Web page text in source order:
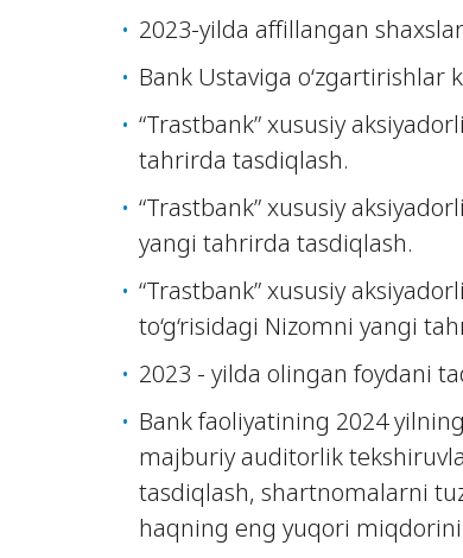
2023-yilda affillangan
Bank Ustaviga o‘zgartirishlar
“Trastbank” xususiy
tahrirda tasdiqlash.
“Trastbank” xususiy
yangi tahrirda tasdiqlash.
“Trastbank” xususiy
to‘g‘risidagi Nizomni yangi
2023 - yilda olingan foydani
Bank faoliyatining 2024
majburiy auditorlik
tasdiqlash, shartnomalarni
haqning eng yuqori